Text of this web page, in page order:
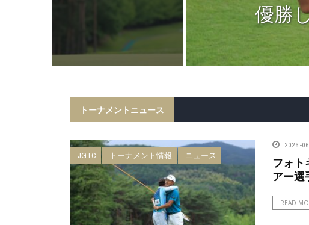
森ビルカッ
優勝
トーナメントニュース
JGTC トーナメント情報 ニュース
2026-
フォ
アー選
READ